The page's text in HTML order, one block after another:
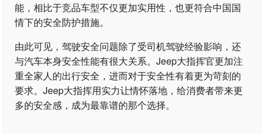
能，相比于竞品车型不仅更加实用性，也更符合中国国
情下的安全防护措施。
由此可见，驾驶安全问题除了受司机驾驶经验影响，还
与汽车本身安全性能有很大关系。Jeep大指挥官更加注
重全家人的出行安全，进而对于安全性有着更为苛刻的
要求。Jeep大指挥用实力让情怀落地，给消费者带来更
多的安全感，成为最靠谱的那个选择。